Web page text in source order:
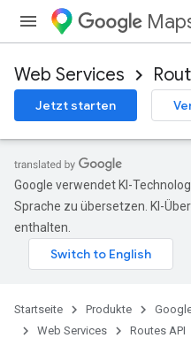
Web Services
Jetzt starten
Google verwendet KI-
Sprache zu übersetzen. KI-
enthalten.
Startseite Produkte
Web Services
Routes API